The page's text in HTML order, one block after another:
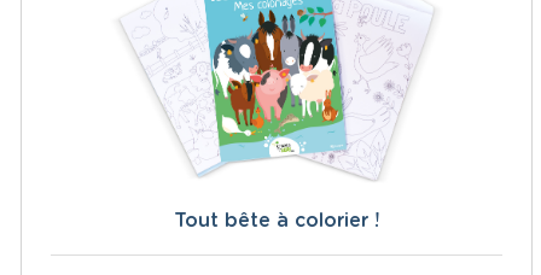
Tout bête à colorier !